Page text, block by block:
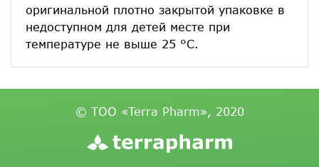
оригинальной плотно закрытой упаковке в
недоступном для детей месте при
температуре не выше 25 °С.
© ТОО «Terra Pharm», 2020